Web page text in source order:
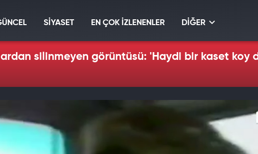
SİYASET EN ÇOK İZLENENLER DİĞER
silinmeyen görüntüsü: 'Haydi bir kaset koy